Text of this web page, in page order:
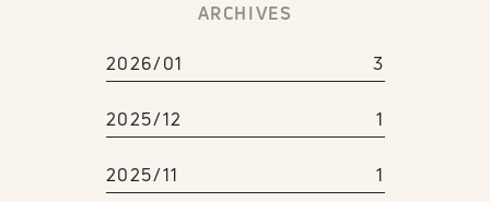
ARCHIVES
2026/01 3
2025/12 1
2025/11 1